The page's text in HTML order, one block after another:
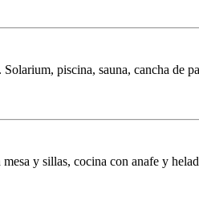
piscina, sauna, cancha de
y sillas, cocina con anafe y